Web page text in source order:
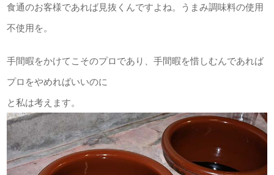
食通のお客様であれば見抜くんですよね。うまみ調味料の使用
不使用を。
手間暇をかけてこそのプロであり、手間暇を惜しむんであれば
プロをやめればいいのに
と私は考えます。